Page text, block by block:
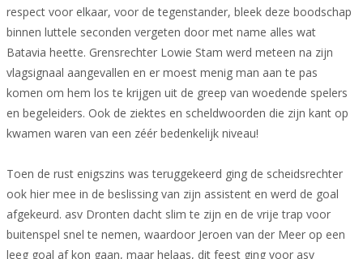
respect voor elkaar, voor de tegenstander, bleek deze boodschap
binnen luttele seconden vergeten door met name alles wat
Batavia heette. Grensrechter Lowie Stam werd meteen na zijn
vlagsignaal aangevallen en er moest menig man aan te pas
komen om hem los te krijgen uit de greep van woedende spelers
en begeleiders. Ook de ziektes en scheldwoorden die zijn kant op
kwamen waren van een zéér bedenkelijk niveau!
Toen de rust enigszins was teruggekeerd ging de scheidsrechter
ook hier mee in de beslissing van zijn assistent en werd de goal
afgekeurd. asv Dronten dacht slim te zijn en de vrije trap voor
buitenspel snel te nemen, waardoor Jeroen van der Meer op een
leeg goal af kon gaan, maar helaas, dit feest ging voor asv